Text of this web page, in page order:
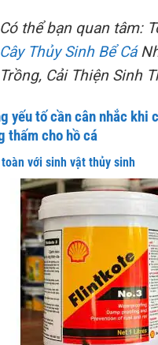
Có thể bạn quan tâm:
Cây Thủy Sinh Bể Cá
Trồng, Cải Thiện Sinh
yếu tố cần cân nhắc khi
thấm cho hồ cá
với sinh vật thủy sinh